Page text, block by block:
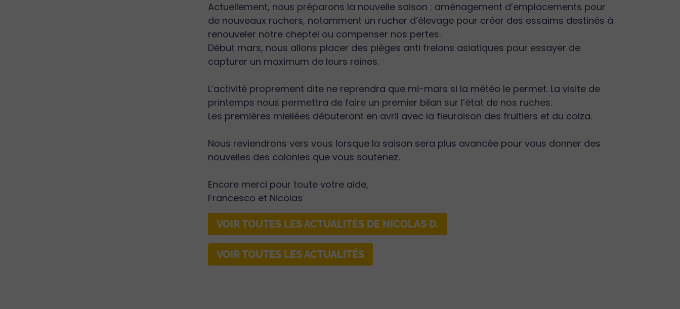
Actuellement, nous préparons la nouvelle saison : aménagement d’emplacements pour
de nouveaux ruchers, notamment un rucher d’élevage pour créer des essaims destinés à
renouveler notre cheptel ou compenser nos pertes.
Début mars, nous allons placer des pièges anti frelons asiatiques pour essayer de
capturer un maximum de leurs reines.
L’activité proprement dite ne reprendra que mi-mars si la météo le permet. La visite de
printemps nous permettra de faire un premier bilan sur l’état de nos ruches.
Les premières miellées débuteront en avril avec la fleuraison des fruitiers et du colza.
Nous reviendrons vers vous lorsque la saison sera plus avancée pour vous donner des
nouvelles des colonies que vous soutenez.
Encore merci pour toute votre aide,
Francesco et Nicolas
VOIR TOUTES LES ACTUALITÉS DE NICOLAS D.
VOIR TOUTES LES ACTUALITÉS